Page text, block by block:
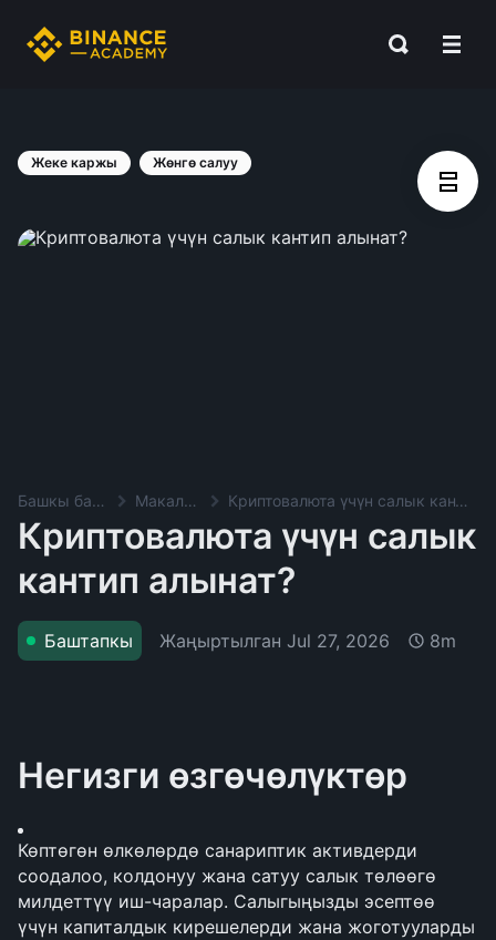
Жеке каржы Жөнгө салуу
Башкы баракча Макалалар Криптовалюта үчүн салык кантип алынат?
Криптовалюта үчүн салык
кантип алынат?
Баштапкы Жаңыртылган Jul 27, 2026 8m
Негизги өзгөчөлүктөр
Көптөгөн өлкөлөрдө санариптик активдерди
соодалоо, колдонуу жана сатуу салык төлөөгө
милдеттүү иш-чаралар. Салыгыңызды эсептөө
үчүн капиталдык кирешелерди жана жоготууларды